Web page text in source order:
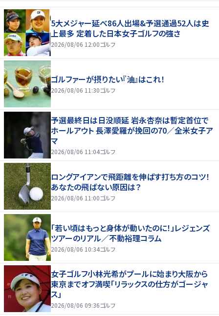
5大メジャー延べ86人出場&予選通過52人は史
上最多 定着した日本女子ゴルフの強さ
2026/08/06 12:00ゴルフ
ゴルファーが摂りたい『油』はこれ！
2026/08/06 11:30ゴルフ
予選最終日は日没順延 岩永杏奈は暫定首位で
ホールアウト 長澤愛羅が挽回の70／全米女子ア
マ
2026/08/06 11:04ゴルフ
ロングアイアンで飛距離を伸ばす打ち方のコツ！
あなたの飛ばない原因は？
2026/08/06 11:00ゴルフ
「若い頃はもっと身体が動いたのに！」レジェンズ
ツアーのリアル／不動裕理コラム
2026/08/06 10:34ゴルフ
女子ゴルフ小林光希がプールに始まり大阪から
東京までオフ満喫「リラックスの仕方がゴージャ
ス」
2026/08/06 09:36ゴルフ